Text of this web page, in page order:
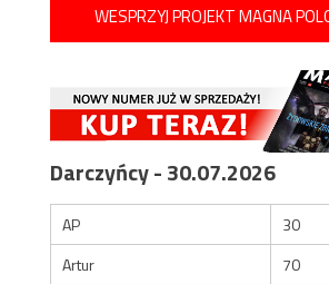
WESPRZYJ PROJEKT MAGNA
Darczyńcy - 30.07.2026
AP
30
Artur
70